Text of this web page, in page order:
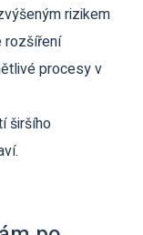
rizikem
rozšíření
procesy v
širšího